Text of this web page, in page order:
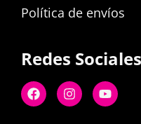
Política de envíos
Redes Sociales